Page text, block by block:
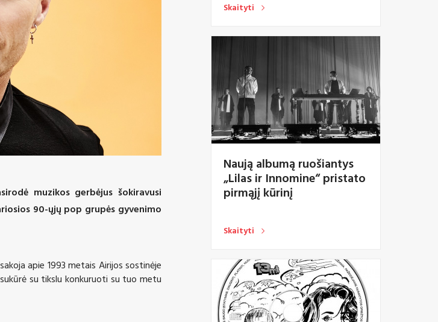
muzikos gerbėjus šokiravusi
90-ųjų pop grupės gyvenimo
apie 1993 metais Airijos sostinėje
su tikslu konkuruoti su tuo metu
Skaityti
Naują albumą ruošiantys
„Lilas ir Innomine“ pristato
pirmąjį kūrinį
Skaityti